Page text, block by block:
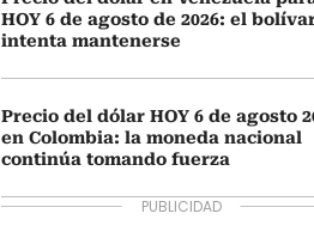
HOY 6 de agosto de 2026: el
intenta mantenerse
Precio del dólar HOY 6 de agosto
en Colombia: la moneda nacional
continúa tomando fuerza